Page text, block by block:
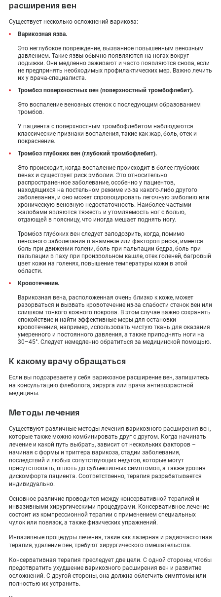
расширения вен
Существует несколько осложнений варикоза:
Варикозная язва.
Это неглубокое повреждение, вызванное повышенным венозным
давлением. Такие язвы обычно появляются на ногах вокруг
лодыжки. Они медленно заживают и часто появляются снова, если
не предпринять необходимых профилактических мер. Важно лечить
их у врача-специалиста.
Тромбоз поверхностных вен (поверхностный тромбофлебит).
Это воспаление венозных стенок с последующим образованием
тромбов.
У пациента с поверхностным тромбофлебитом наблюдаются
классические признаки воспаления, такие как жар, боль, отек и
покраснение.
Тромбоз глубоких вен (глубокий тромбофлебит).
Это происходит, когда воспаление происходит в более глубоких
венах и существует риск эмболии. Это относительно
распространенное заболевание, особенно у пациентов,
находящихся на постельном режиме из-за какого-либо другого
заболевания, и оно может спровоцировать легочную эмболию или
хроническую венозную недостаточность. Наиболее частыми
жалобами являются тяжесть и утомляемость ног с болью,
отдающей в поясницу, что иногда мешает поднять ногу.
Тромбоз глубоких вен следует заподозрить, когда, помимо
венозного заболевания в анамнезе или факторов риска, имеется
боль при движении голени, боль при пальпации бедра, боль при
пальпации в паху при произвольном кашле, отек голеней, багровый
цвет кожи на голенях, повышение температуры кожи в этой
области.
Кровотечение.
Варикозная вена, расположенная очень близко к коже, может
разорваться и вызвать кровотечение из-за слабости стенок вен или
слишком тонкого кожного покрова. В этом случае важно сохранять
спокойствие и найти эффективные меры для остановки
кровотечения, например, использовать чистую ткань для оказания
умеренного и постоянного давления, а также приподнять ноги на
30–45°. Следует немедленно обратиться за медицинской помощью.
К какому врачу обращаться
Если вы подозреваете у себя варикозное расширение вен, запишитесь
на консультацию флеболога, хирурга или врача антивозрастной
медицины.
Методы лечения
Существуют различные методы лечения варикозного расширения вен,
которые также можно комбинировать друг с другом. Когда начинать
лечение и какой путь выбрать, зависит от нескольких факторов –
начиная с формы и триггера варикоза, стадии заболевания,
последствий и любых сопутствующих недугов, которые могут
присутствовать, вплоть до субъективных симптомов, а также уровня
дискомфорта пациента. Соответственно, терапия разрабатывается
индивидуально.
Основное различие проводится между консервативной терапией и
инвазивными хирургическими процедурами. Консервативное лечение
состоит из компрессионной терапии с применением специальных
чулок или повязок, а также физических упражнений.
Инвазивные процедуры лечения, такие как лазерная и радиочастотная
терапия, удаление вен, требуют хирургического вмешательства.
Консервативная терапия преследует две цели. С одной стороны, чтобы
предотвратить ухудшение варикозного расширения вен и развитие
осложнений. С другой стороны, она должна облегчить симптомы или
полностью их устранить.